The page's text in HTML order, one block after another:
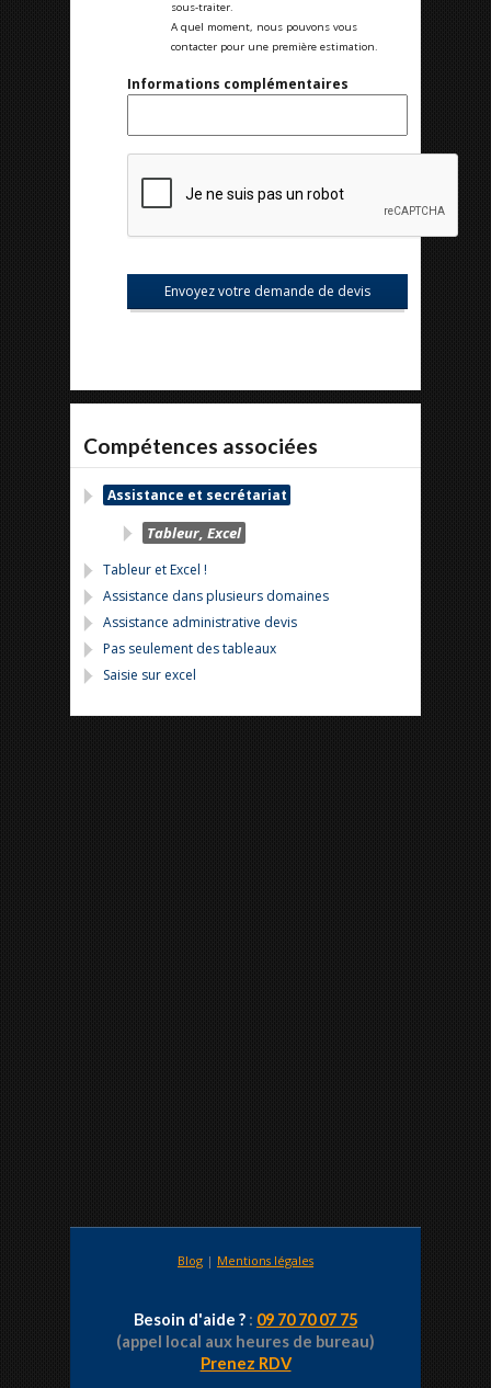
sous-traiter.
A quel moment, nous pouvons vous
contacter pour une première estimation.
Informations complémentaires
Compétences associées
Assistance et secrétariat
Tableur, Excel
Tableur et Excel !
Assistance dans plusieurs domaines
Assistance administrative devis
Pas seulement des tableaux
Saisie sur excel
Blog | Mentions légales
Besoin d'aide ? : 09 70 70 07 75
(appel local aux heures de bureau)
Prenez RDV